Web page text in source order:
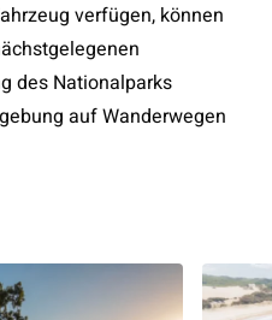
verfügen, können
des Nationalparks
auf Wanderwegen